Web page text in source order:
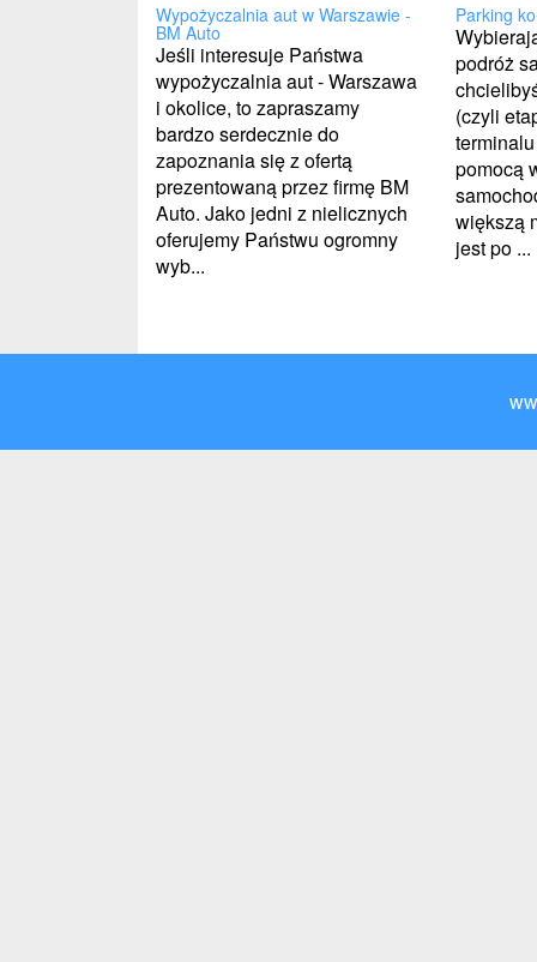
Wypożyczalnia aut w Warszawie -
BM Auto
Jeśli interesuje Państwa
wypożyczalnia aut - Warszawa
i okolice, to zapraszamy
bardzo serdecznie do
zapoznania się z ofertą
prezentowaną przez firmę BM
Auto. Jako jedni z nielicznych
oferujemy Państwu ogromny
wyb...
Parking
podróż
(czyli
pomocą
większą
jest po ...